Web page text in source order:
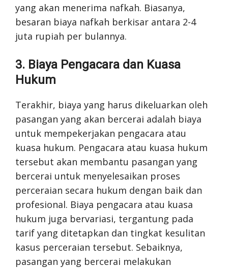
yang akan menerima nafkah. Biasanya,
besaran biaya nafkah berkisar antara 2-4
juta rupiah per bulannya.
3. Biaya Pengacara dan Kuasa
Hukum
Terakhir, biaya yang harus dikeluarkan oleh
pasangan yang akan bercerai adalah biaya
untuk mempekerjakan pengacara atau
kuasa hukum. Pengacara atau kuasa hukum
tersebut akan membantu pasangan yang
bercerai untuk menyelesaikan proses
perceraian secara hukum dengan baik dan
profesional. Biaya pengacara atau kuasa
hukum juga bervariasi, tergantung pada
tarif yang ditetapkan dan tingkat kesulitan
kasus perceraian tersebut. Sebaiknya,
pasangan yang bercerai melakukan